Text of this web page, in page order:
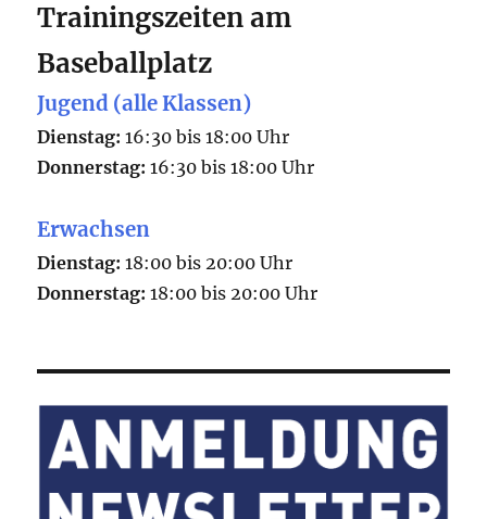
Trainingszeiten am
Baseballplatz
Jugend (alle Klassen)
Dienstag: 16:30 bis 18:00 Uhr
Donnerstag: 16:30 bis 18:00 Uhr
Erwachsen
Dienstag: 18:00 bis 20:00 Uhr
Donnerstag: 18:00 bis 20:00 Uhr